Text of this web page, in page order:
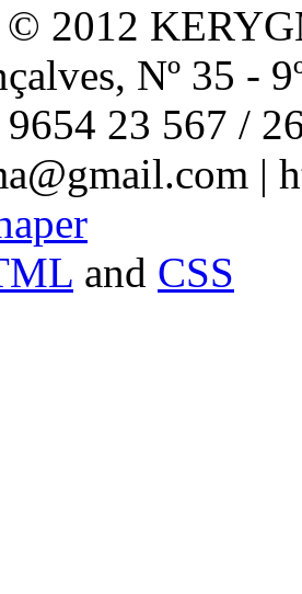
2012
Nº 35 -
9654 23 567 /
|
and CSS